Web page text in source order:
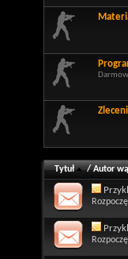
Tytuł /Autor